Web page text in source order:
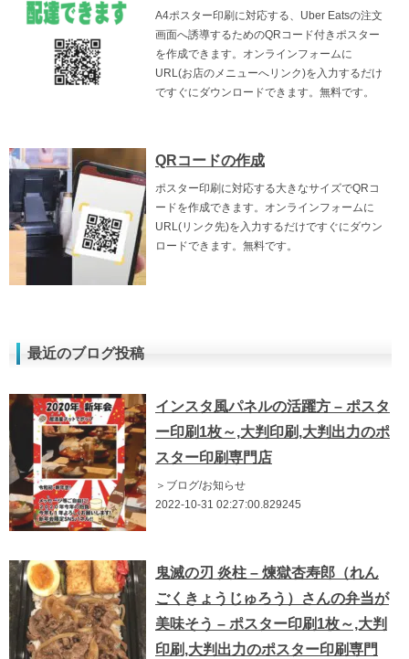
A4ポスター印刷に対応する、Uber Eatsの注文
画面へ誘導するためのQRコード付きポスター
を作成できます。オンラインフォームに
URL(お店のメニューへリンク)を入力するだけ
ですぐにダウンロードできます。無料です。
QRコードの作成
ポスター印刷に対応する大きなサイズでQRコ
ードを作成できます。オンラインフォームに
URL(リンク先)を入力するだけですぐにダウン
ロードできます。無料です。
最近のブログ投稿
インスタ風パネルの活躍方 – ポスタ
ー印刷1枚～,大判印刷,大判出力のポ
スター印刷専門店
＞ブログ/お知らせ
2022-10-31 02:27:00.829245
鬼滅の刃 炎柱 – 煉獄杏寿郎（れん
ごくきょうじゅろう）さんの弁当が
美味そう – ポスター印刷1枚～,大判
印刷,大判出力のポスター印刷専門